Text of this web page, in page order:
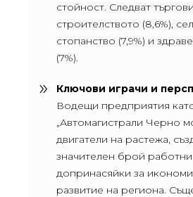
стойност. Следват
строителството (8,6%),
стопанство (7,9%) и
(7%).
Ключови играчи и
Водещи предприятия
„Автомагистрали Черно
двигатели на растежа,
значителен брой
допринасяйки за
развитие на региона.